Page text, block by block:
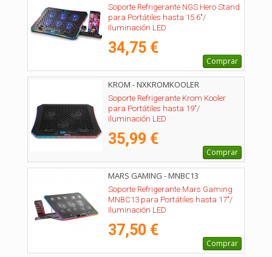
Soporte Refrigerante NGS Hero Stand
para Portátiles hasta 15.6"/
Iluminación LED
34,75 €
Comprar
KROM - NXKROMKOOLER
Soporte Refrigerante Krom Kooler
para Portátiles hasta 19"/
Iluminación LED
35,99 €
Comprar
MARS GAMING - MNBC13
Soporte Refrigerante Mars Gaming
MNBC13 para Portátiles hasta 17"/
Iluminación LED
37,50 €
Comprar